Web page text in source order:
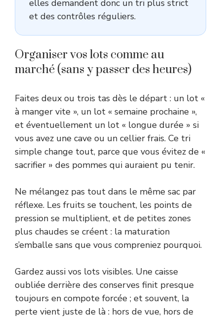
elles demandent donc un tri plus strict
et des contrôles réguliers.
Organiser vos lots comme au
marché (sans y passer des heures)
Faites deux ou trois tas dès le départ : un lot «
à manger vite », un lot « semaine prochaine »,
et éventuellement un lot « longue durée » si
vous avez une cave ou un cellier frais. Ce tri
simple change tout, parce que vous évitez de «
sacrifier » des pommes qui auraient pu tenir.
Ne mélangez pas tout dans le même sac par
réflexe. Les fruits se touchent, les points de
pression se multiplient, et de petites zones
plus chaudes se créent : la maturation
s’emballe sans que vous compreniez pourquoi.
Gardez aussi vos lots visibles. Une caisse
oubliée derrière des conserves finit presque
toujours en compote forcée ; et souvent, la
perte vient juste de là : hors de vue, hors de